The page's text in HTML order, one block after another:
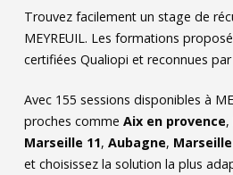
Trouvez facilement un stage de
MEYREUIL. Les formations
certifiées Qualiopi et reconnues
Avec 155 sessions disponibles à
proches comme Aix en provence,
Marseille 11, Aubagne,
et choisissez la solution la plus